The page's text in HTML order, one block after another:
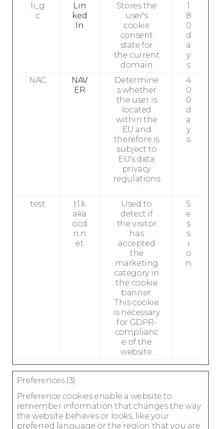
li_g
c
Lin
ked
In
Stores the
user's
cookie
consent
state for
the current
domain
1
8
0
d
a
y
s
NAC
NAV
ER
Determine
s whether
the user is
located
within the
EU and
therefore is
subject to
EU's data
privacy
regulations
.
4
0
0
d
a
y
s
test
t1.k
aka
ocd
n.n
et
Used to
detect if
the visitor
has
accepted
the
marketing
category in
the cookie
banner.
This cookie
is necessary
for GDPR-
complianc
e of the
website.
S
e
s
s
i
o
n
Preferences (3)
Preference cookies enable a website to
remember information that changes the way
the website behaves or looks, like your
preferred language or the region that you are